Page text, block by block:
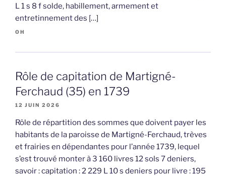
L 1 s 8 f solde, habillement, armement et
entretinnement des […]
OH
Rôle de capitation de Martigné-
Ferchaud (35) en 1739
12 JUIN 2026
Rôle de répartition des sommes que doivent payer les
habitants de la paroisse de Martigné-Ferchaud, trèves
et frairies en dépendantes pour l’année 1739, lequel
s’est trouvé monter à 3 160 livres 12 sols 7 deniers,
savoir : capitation : 2 229 L 10 s deniers pour livre : 195